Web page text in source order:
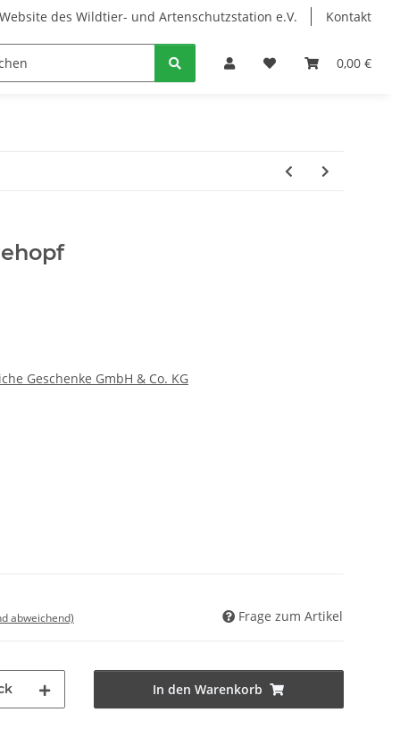
des Wildtier- und Artenschutzstation e.V. Kontakt
0,00 €
Geschenke GmbH & Co. KG
abweichend) Frage zum Artikel
In den Warenkorb